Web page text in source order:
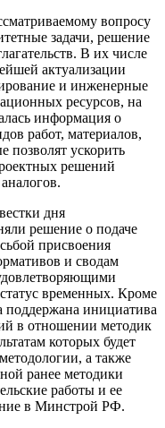
вопросу
задачи, решение
В их числе
актуализации
и инженерные
ресурсов, на
информация о
работ, материалов,
позволят ускорить
решений
дня
решение о подаче
присвоения
и сводам
временных. Кроме
поддержана инициатива
в отношении методик
которых будет
а также
ранее методики
работы и ее
в Минстрой РФ.